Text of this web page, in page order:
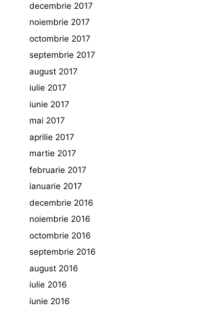
decembrie 2017
noiembrie 2017
octombrie 2017
septembrie 2017
august 2017
iulie 2017
iunie 2017
mai 2017
aprilie 2017
martie 2017
februarie 2017
ianuarie 2017
decembrie 2016
noiembrie 2016
octombrie 2016
septembrie 2016
august 2016
iulie 2016
iunie 2016